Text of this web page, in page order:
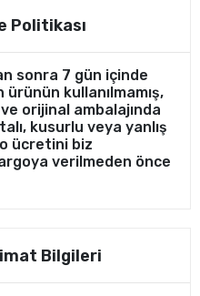
Politikası
sonra 7 gün içinde
kullanılmamış,
orijinal ambalajında
kusurlu veya yanlış
ücretini biz
verilmeden önce
Bilgileri